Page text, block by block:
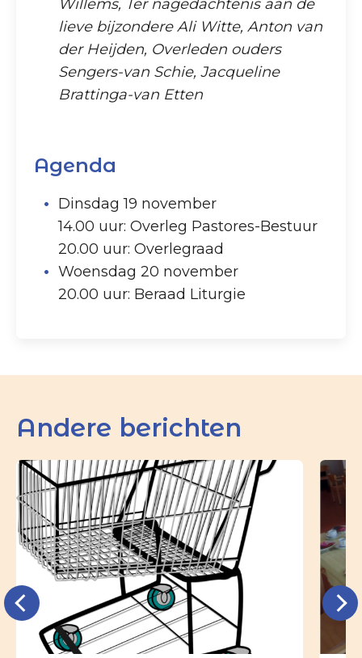
Willems, Ter nagedachtenis aan de
lieve bijzondere Ali Witte, Anton van
der Heijden, Overleden ouders
Sengers-van Schie, Jacqueline
Brattinga-van Etten
Agenda
Dinsdag 19 november
14.00 uur: Overleg Pastores-Bestuur
20.00 uur: Overlegraad
Woensdag 20 november
20.00 uur: Beraad Liturgie
Andere berichten